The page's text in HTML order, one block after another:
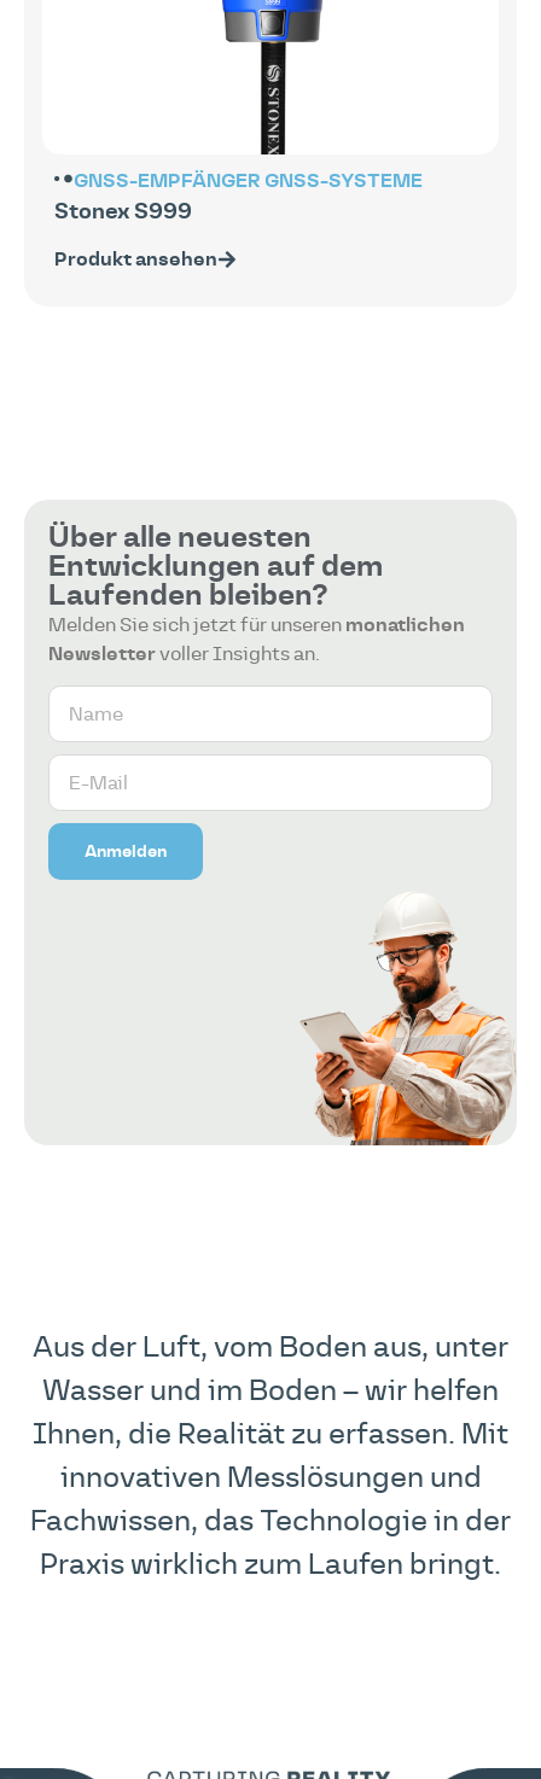
GNSS-EMPFÄNGER GNSS-SYSTEME
Stonex S999
Produkt ansehen
Über alle neuesten
Entwicklungen auf dem
Laufenden bleiben?
Melden Sie sich jetzt für unseren monatlichen
Newslettervoller Insights an.
Anmelden
Aus der Luft, vom Boden aus, unter
Wasser und im Boden – wir helfen
Ihnen, die Realität zu erfassen. Mit
innovativen Messlösungen und
Fachwissen, das Technologie in der
Praxis wirklich zum Laufen bringt.